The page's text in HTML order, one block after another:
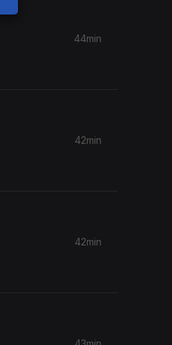
44min
42min
42min